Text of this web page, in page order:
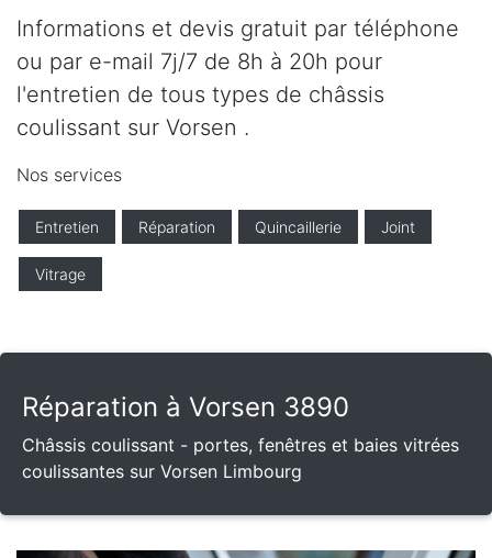
Informations et devis gratuit par téléphone
ou par e-mail 7j/7 de 8h à 20h pour
l'entretien de tous types de châssis
coulissant sur Vorsen .
Nos services
Entretien Réparation Quincaillerie Joint
Vitrage
Réparation à Vorsen 3890
Châssis coulissant - portes, fenêtres et baies vitrées
coulissantes sur Vorsen Limbourg